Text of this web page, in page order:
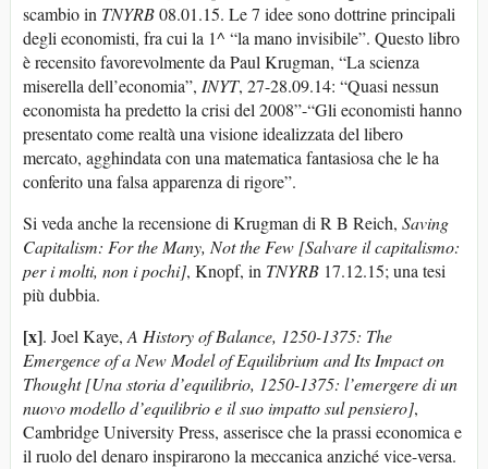
scambio in TNYRB08.01.15. Le 7 idee sono dottrine principali
degli economisti, fra cui la 1^ “la mano invisibile”. Questo libro
è recensito favorevolmente da Paul Krugman, “La scienza
miserella dell’economia”, INYT, 27-28.09.14: “Quasi nessun
economista ha predetto la crisi del 2008”-“Gli economisti hanno
presentato come realtà una visione idealizzata del libero
mercato, agghindata con una matematica fantasiosa che le ha
conferito una falsa apparenza di rigore”.
Si veda anche la recensione di Krugman di R B Reich, Saving
Capitalism: For the Many, Not the Few [Salvare il capitalismo:
per i molti, non i pochi], Knopf, in TNYRB 17.12.15; una tesi
più dubbia.
[x]. Joel Kaye,A History of Balance, 1250-1375: The
Emergence of a New Model of Equilibrium and Its Impact on
Thought [Una storia d’equilibrio, 1250-1375: l’emergere di un
nuovo modello d’equilibrio e il suo impatto sul pensiero],
Cambridge University Press, asserisce che la prassi economica e
il ruolo del denaro inspirarono la meccanica anziché vice-versa.